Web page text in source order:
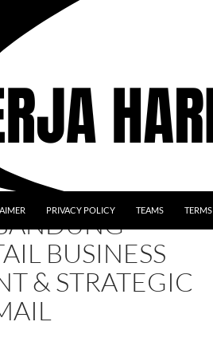
PRIVACY POLICY TEAMS TERMS
BUSINESS
& STRATEGIC